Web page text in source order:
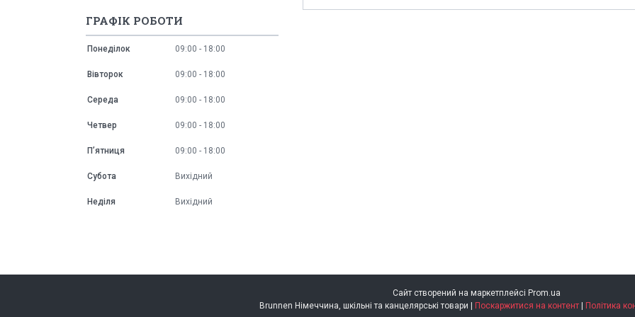
ГРАФІК РОБОТИ
Понеділок 09:00 18:00
Вівторок 09:00 18:00
Середа 09:00 18:00
Четвер 09:00 18:00
Пʼятниця 09:00 18:00
Субота Вихідний
Неділя Вихідний
Сайт створений на маркетплейсі Prom.ua
Поскаржитися на контент Політика